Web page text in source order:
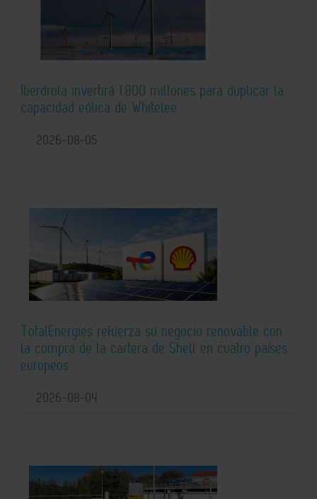
Iberdrola invertirá 1.800 millones para duplicar la
capacidad eólica de Whitelee
2026-08-05
TotalEnergies refuerza su negocio renovable con
la compra de la cartera de Shell en cuatro países
europeos
2026-08-04